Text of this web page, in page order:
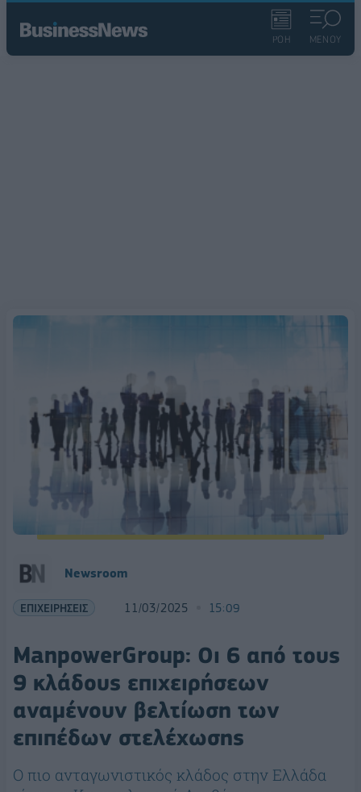
ΡΟΗ ΜΕΝΟΥ
Newsroom
ΕΠΙΧΕΙΡΗΣΕΙΣ 11/03/2025 15:09
ManpowerGroup: Οι 6 από τους
9 κλάδους επιχειρήσεων
αναμένουν βελτίωση των
επιπέδων στελέχωσης
Ο πιο ανταγωνιστικός κλάδος στην Ελλάδα